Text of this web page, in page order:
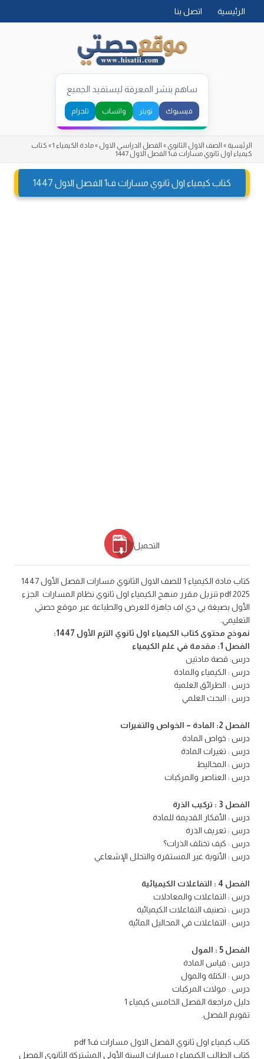
الرئيسية اتصل بنا
ساهم بنشر المعرفة ليستفيد الجميع
فيسبوك تويتر واتساب تلجرام
الرئيسية » الصف الاول الثانوي » الفصل الدراسي الاول »مادة الكيمياء 1 » كتاب
كيمياء اول ثانوي مسارات ف1 الفصل الاول 1447
كتاب كيمياء اول ثانوي مسارات ف1 الفصل الاول 1447
التحميل
كتاب مادة الكيمياء 1 للصف الاول الثانوي مسارات الفصل الأول 1447
2025 pdf تنزيل مقرر منهج الكيمياء اول ثانوي نظام المسارات الجزء
الأول بصيغة بي دي اف جاهزة للعرض والطباعة عبر موقع حصتي
التعليمي.
نموذج محتوى كتاب الكيمياء اول ثانوي الترم الأول 1447:
الفصل 1: مقدمة في علم الكيمياء
درس: قصة مادتين
درس : الكيمياء والمادة
درس : الطرائق العلمية
درس : البحث العلمي
الفصل 2: المادة – الخواص والتغيرات
درس : خواص المادة
درس : تغيرات المادة
درس : المخاليط
درس : العناصر والمركبات
الفصل 3 : تركيب الذرة
درس : الأفكار القديمة للمادة
درس : تعريف الذرة
درس : كيف تختلف الذرات؟
درس : الأنوية غير المستقرة والتحلل الإشعاعي
الفصل 4 : التفاعلات الكيميائية
درس : التفاعلات والمعادلات
درس : تصنيف التفاعلات الكيميائية
درس : التفاعلات في المحاليل المائية
الفصل 5 : المول
درس : قياس المادة
درس : الكتلة والمول
درس : مولات المركبات
دليل مراجعة الفصل الخامس كيمياء 1
تقويم الفصل.
كتاب كيمياء اول ثانوي الفصل الاول مسارات ف1 pdf
كتاب الطالب الكيمياء ١ مسارات السنة الأولى المشتركة الثانوي الفصل